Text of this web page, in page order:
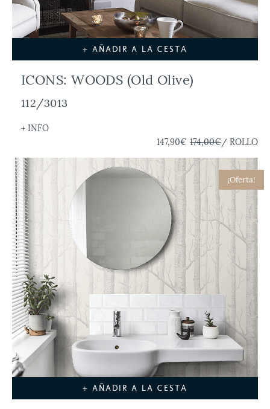
+ AÑADIR A LA CESTA
ICONS: WOODS (Old Olive)
112/3013
+ INFO
147,90€ 174,00€/ ROLLO
¡Oferta!
+ AÑADIR A LA CESTA